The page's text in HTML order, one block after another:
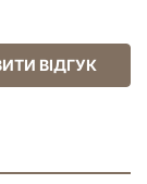
ВІДГУК